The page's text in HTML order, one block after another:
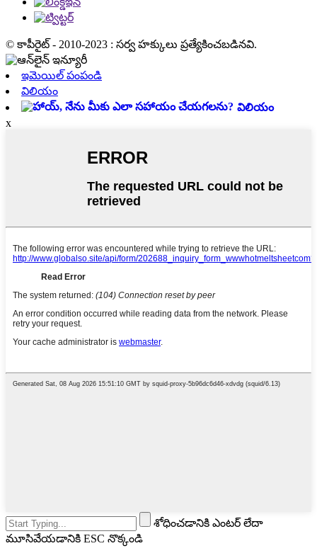
© కాపీరైట్ - 2010-2023 : సర్వ హక్కులు ప్రత్యేకించబడినవి.
ఇమెయిల్ పంపండి
విలియం
విలియం
x
శోధించడానికి ఎంటర్ లేదా
మూసివేయడానికి ESC నొక్కండి